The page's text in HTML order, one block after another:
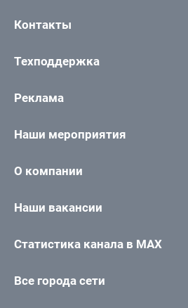
Контакты
Техподдержка
Реклама
Наши мероприятия
О компании
Наши вакансии
Статистика канала в MAX
Все города сети